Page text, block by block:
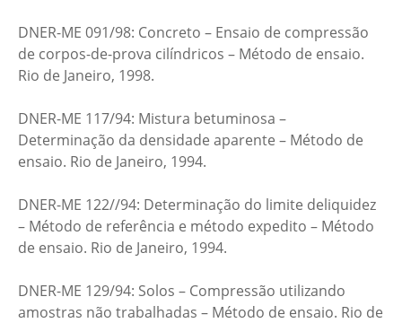
DNER-ME 091/98: Concreto – Ensaio de compressão
de corpos-de-prova cilíndricos – Método de ensaio.
Rio de Janeiro, 1998.
DNER-ME 117/94: Mistura betuminosa –
Determinação da densidade aparente – Método de
ensaio. Rio de Janeiro, 1994.
DNER-ME 122//94: Determinação do limite deliquidez
– Método de referência e método expedito – Método
de ensaio. Rio de Janeiro, 1994.
DNER-ME 129/94: Solos – Compressão utilizando
amostras não trabalhadas – Método de ensaio. Rio de